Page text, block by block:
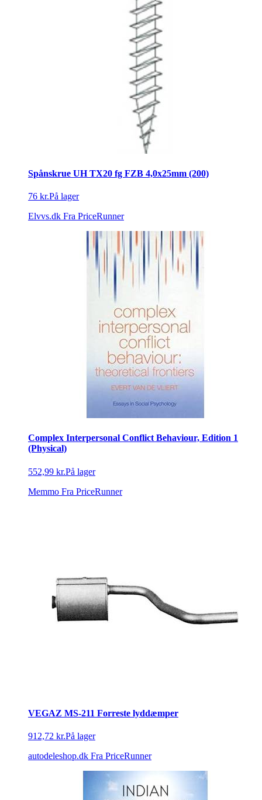
Spånskrue UH TX20 fg FZB 4,0x25mm (200)
76 kr.På lager
Elvvs.dk Fra PriceRunner
Complex Interpersonal Conflict Behaviour, Edition 1
(Physical)
552,99 kr.På lager
Memmo Fra PriceRunner
VEGAZ MS-211 Forreste lyddæmper
912,72 kr.På lager
autodeleshop.dk Fra PriceRunner